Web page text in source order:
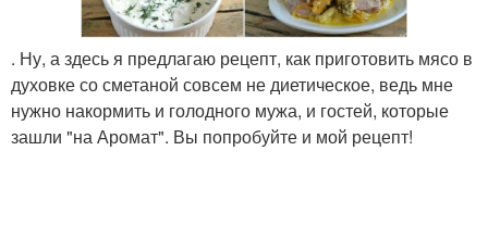
. Ну, а здесь я предлагаю рецепт, как приготовить мясо в
духовке со сметаной совсем не диетическое, ведь мне
нужно накормить и голодного мужа, и гостей, которые
зашли "на Аромат". Вы попробуйте и мой рецепт!